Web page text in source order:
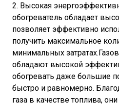
2. Высокая
обогреватель обладает
позволяет эффективно
получить максимальное
минимальных
обладают высокой
обогревать даже большие
быстро и равномерно.
газа в качестве топлива,